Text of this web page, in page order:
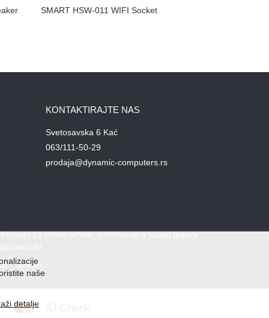
SMART HSW-011 WIFI Socket
KONTAKTIRAJTE NAS
Svetosavska 6 Kać
063/111-50-29
prodaja@dynamic-computers.rs
za ostale artikle, informacije o stanju lagera
-Selltico.
naše
detalje